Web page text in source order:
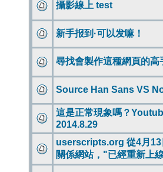
攝影線上 test
新手报到·可以发嘛！
尋找會製作這種網頁的高
Source Han Sans VS
這是正常現象嗎？
2014.8.29
userscripts.org 從4月
關係網站，"已經重新上